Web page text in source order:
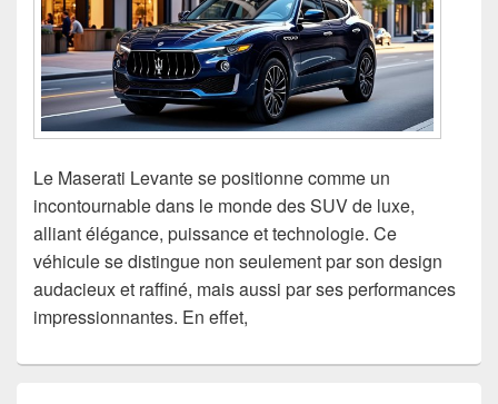
Le Maserati Levante se positionne comme un
incontournable dans le monde des SUV de luxe,
alliant élégance, puissance et technologie. Ce
véhicule se distingue non seulement par son design
audacieux et raffiné, mais aussi par ses performances
impressionnantes. En effet,